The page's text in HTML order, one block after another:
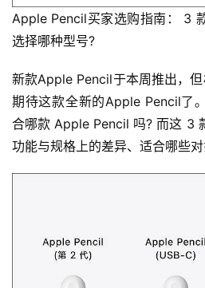
Apple Pencil买家选购指南： 3
选择哪种型号?
新款Apple Pencil于本周推出，
期待这款全新的Apple Pencil了
合哪款 Apple Pencil 吗? 而这 3
功能与规格上的差异、适合哪些